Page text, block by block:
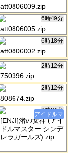
att0806009.zip
6時49分
att0806005.zip
6時18分
att0806002.zip
2時12分
750396.zip
2時12分
808674.zip
0時24分
[ENJI]渚の女神 (アイ
ドルマスター シンデ
レラガールズ).zip
アイドルマ